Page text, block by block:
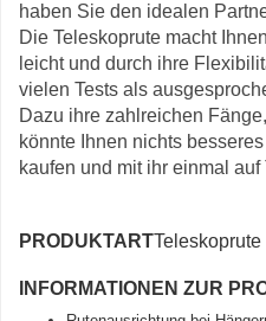
haben Sie den idealen
Die Teleskoprute macht
leicht und durch ihre
vielen Tests als
Dazu ihre zahlreichen
könnte Ihnen nichts
kaufen und mit ihr einmal auf
PRODUKTARTTeleskoprute
INFORMATIONEN ZUR